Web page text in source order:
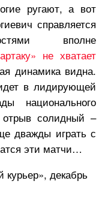
ругают, а вот
справляется
вполне
не хватает
динамика видна.
в лидирующей
национального
отрыв солидный –
дважды играть с
эти матчи…
декабрь